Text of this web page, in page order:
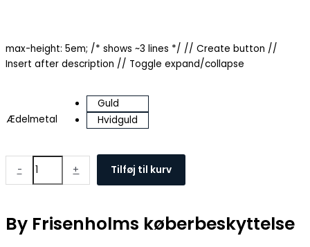
max-height: 5em; /* shows ~3 lines */ // Create button //
Insert after description // Toggle expand/collapse
Ædelmetal
Guld
Hvidguld
- + Tilføj til kurv
By Frisenholms køberbeskyttelse